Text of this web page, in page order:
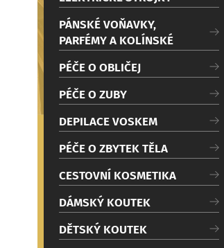
PÁNSKÉ VOŇAVKY,
PARFÉMY A KOLÍNSKÉ
PÉČE O OBLIČEJ
PÉČE O ZUBY
DEPILACE VOSKEM
PÉČE O ZBYTEK TĚLA
CESTOVNÍ KOSMETIKA
DÁMSKÝ KOUTEK
DĚTSKÝ KOUTEK